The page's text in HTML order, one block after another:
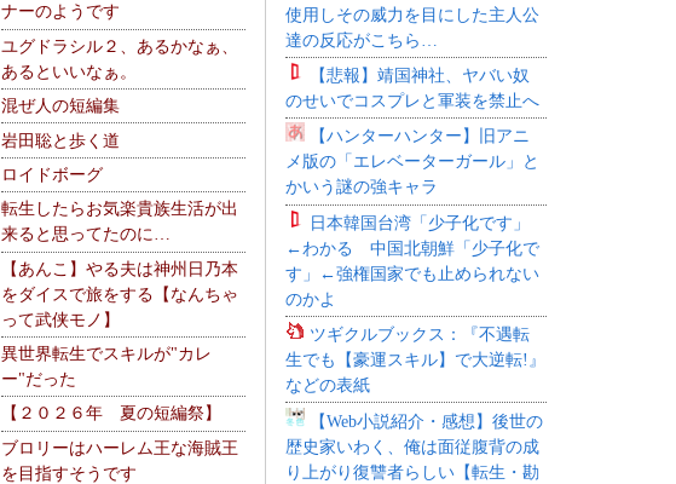
ナーのようです
ユグドラシル２、あるかなぁ、
あるといいなぁ。
混ぜ人の短編集
岩田聡と歩く道
ロイドボーグ
転生したらお気楽貴族生活が出
来ると思ってたのに…
【あんこ】やる夫は神州日乃本
をダイスで旅をする【なんちゃ
って武侠モノ】
異世界転生でスキルが"カレ
ー"だった
【２０２６年 夏の短編祭】
ブロリーはハーレム王な海賊王
を目指すそうです
使用しその威力を目にした主人公
達の反応がこちら…
【悲報】靖国神社、ヤバい奴
のせいでコスプレと軍装を禁止へ
【ハンターハンター】旧アニ
メ版の「エレベーターガール」と
かいう謎の強キャラ
日本韓国台湾「少子化です」
←わかる 中国北朝鮮「少子化で
す」←強権国家でも止められない
のかよ
ツギクルブックス：『不遇転
生でも【豪運スキル】で大逆転!』
などの表紙
【Web小説紹介・感想】後世の
歴史家いわく、俺は面従腹背の成
り上がり復讐者らしい【転生・勘